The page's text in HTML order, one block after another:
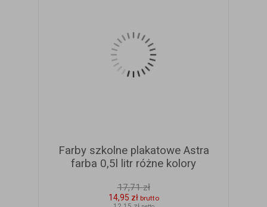
Farby szkolne plakatowe Astra
farba 0,5l litr różne kolory
17,71 zł
14,95 zł brutto